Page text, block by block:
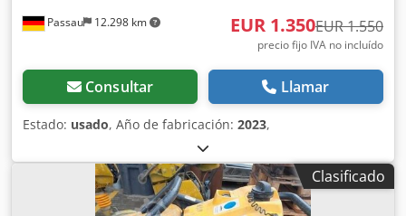
Passau 12.298 km EUR 1.350EUR 1.550
precio fijo IVA no incluído
Consultar Llamar
Estado: usado, Año de fabricación: 2023,
Clasificado